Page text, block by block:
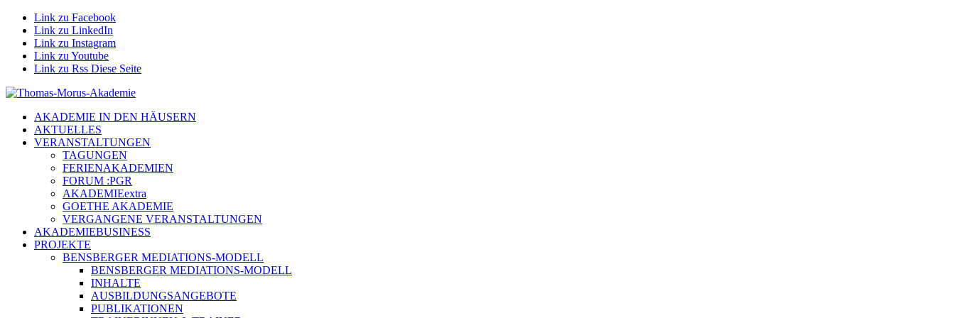
Link zu Facebook
Link zu LinkedIn
Link zu Instagram
Link zu Youtube
Link zu Rss Diese Seite
AKADEMIE IN DEN HÄUSERN
AKTUELLES
VERANSTALTUNGEN
TAGUNGEN
FERIENAKADEMIEN
FORUM :PGR
AKADEMIEextra
GOETHE AKADEMIE
VERGANGENE VERANSTALTUNGEN
AKADEMIEBUSINESS
PROJEKTE
BENSBERGER MEDIATIONS-MODELL
BENSBERGER MEDIATIONS-MODELL
INHALTE
AUSBILDUNGSANGEBOTE
PUBLIKATIONEN